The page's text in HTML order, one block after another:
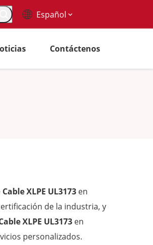
Español
Contáctenos
Cable XLPE UL3173 en
de la industria, y
XLPE UL3173 en
personalizados.